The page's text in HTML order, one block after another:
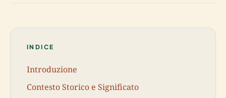
INDICE
Introduzione
Contesto Storico e Significato